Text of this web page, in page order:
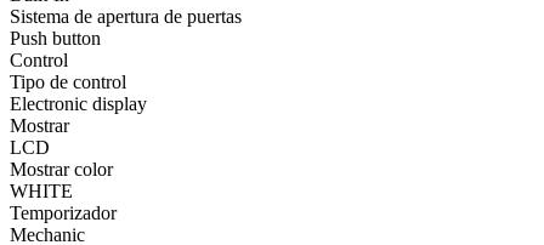
Sistema de apertura de puertas
Push button
Control
Tipo de control
Electronic display
Mostrar
LCD
Mostrar color
WHITE
Temporizador
Mechanic